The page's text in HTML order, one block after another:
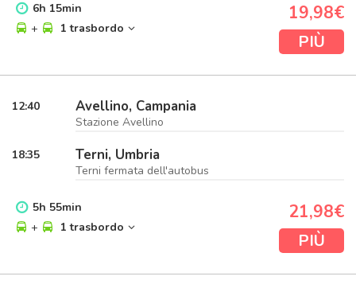
6h 15min
+
1 trasbordo
19,98€
PIÙ
12:40 Avellino, Campania
Stazione Avellino
18:35 Terni, Umbria
Terni fermata dell'autobus
5h 55min
+
1 trasbordo
21,98€
PIÙ